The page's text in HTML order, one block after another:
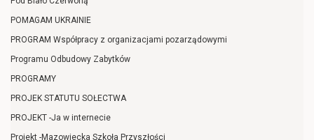
POMAGAM UKRAINIE
PROGRAM Współpracy z organizacjami pozarządowymi
Programu Odbudowy Zabytków
PROGRAMY
PROJEK STATUTU SOŁECTWA
PROJEKT -Ja w internecie
Projekt -Mazowiecka Szkoła Przyszłości